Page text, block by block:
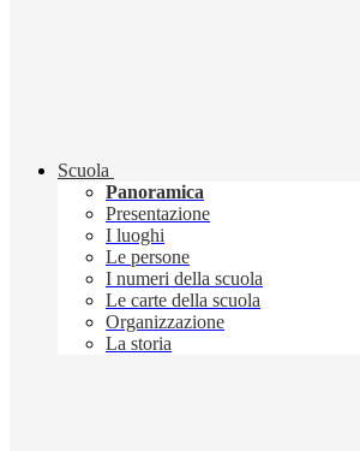
Scuola
Panoramica
Presentazione
I luoghi
Le persone
I numeri della scuola
Le carte della scuola
Organizzazione
La storia